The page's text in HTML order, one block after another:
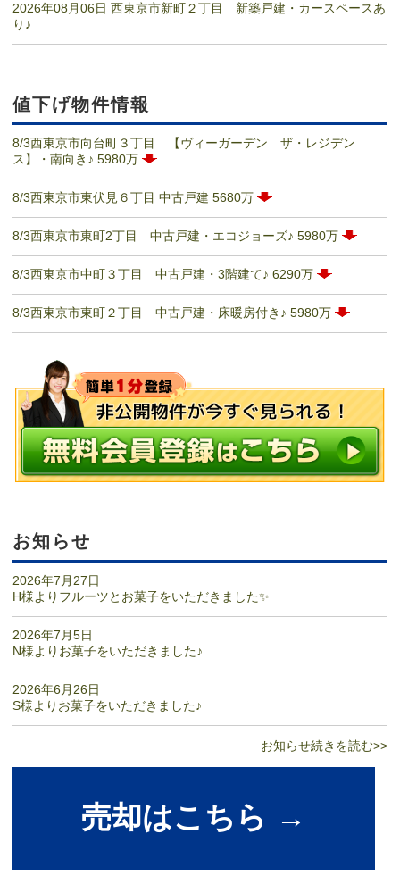
2026年08月06日 西東京市新町２丁目 新築戸建・カースペースあ
り♪
値下げ物件情報
8/3西東京市向台町３丁目 【ヴィーガーデン ザ・レジデン
ス】・南向き♪ 5980万
8/3西東京市東伏見６丁目 中古戸建 5680万
8/3西東京市東町2丁目 中古戸建・エコジョーズ♪ 5980万
8/3西東京市中町３丁目 中古戸建・3階建て♪ 6290万
8/3西東京市東町２丁目 中古戸建・床暖房付き♪ 5980万
お知らせ
2026年7月27日
H様よりフルーツとお菓子をいただきました✨
2026年7月5日
N様よりお菓子をいただきました♪
2026年6月26日
S様よりお菓子をいただきました♪
お知らせ続きを読む>>
売却はこちら